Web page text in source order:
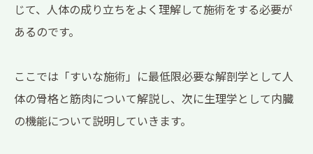
じて、人体の成り立ちをよく理解して施術をする必要が
あるのです。
ここでは「すいな施術」に最低限必要な解剖学として人
体の骨格と筋肉について解説し、次に生理学として内臓
の機能について説明していきます。